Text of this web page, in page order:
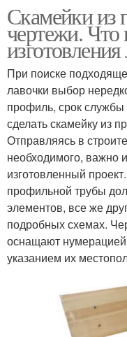
Скамейки из
чертежи. Что
При поиске
лавочки выбор
профиль, срок службы
сделать скамейку из
Отправляясь в
необходимого, важно
изготовленный
профильной трубы
элементов, все же
подробных схемах.
оснащают нумерацией
указанием их